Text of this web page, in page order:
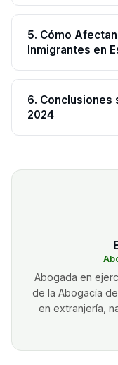
5. Cómo
Inmigrantes en
6. Conclusiones
2024
Abogada en
de la Abogacía
en extranjería,